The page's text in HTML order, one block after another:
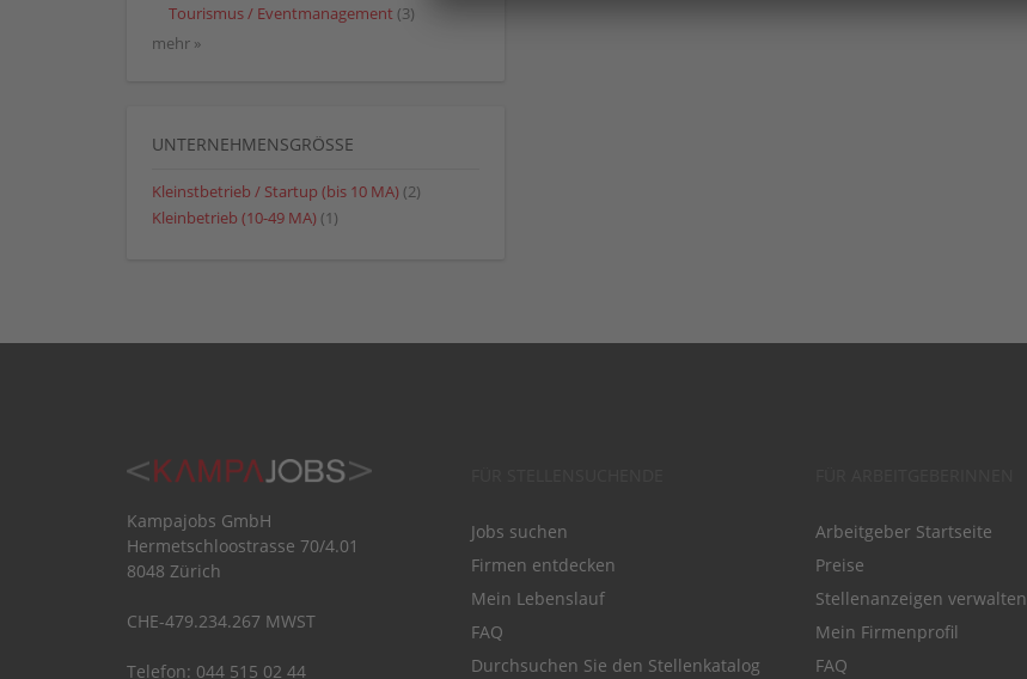
Tourismus / Eventmanagement (3)
mehr »
UNTERNEHMENSGRÖSSE
Kleinstbetrieb / Startup (bis 10 MA) (2)
Kleinbetrieb (10-49 MA) (1)
Kampajobs GmbH
Hermetschloostrasse 70/4.01
8048 Zürich
CHE-479.234.267 MWST
Telefon: 044 515 02 44
Jobs suchen
Firmen entdecken
Mein Lebenslauf
FAQ
Durchsuchen Sie den Stellenkatalog
Arbeitgeber Startseite
Preise
Stellenanzeigen verwalten
Mein Firmenprofil
FAQ